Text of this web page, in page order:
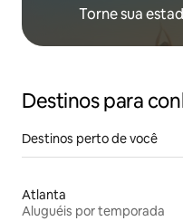
Torne sua
Destinos para
Destinos perto de você
Atlanta
Aluguéis por temporada